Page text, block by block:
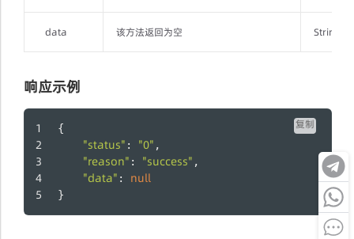
data 该方法返回为空 String
响应示例
复制
{
"status" : "0" ,
"reason" : "success" ,
"data" : null
}